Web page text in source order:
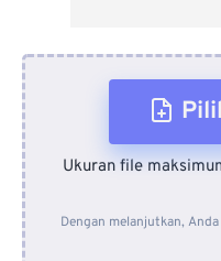
Ukuran file
Dengan melanjutkan,